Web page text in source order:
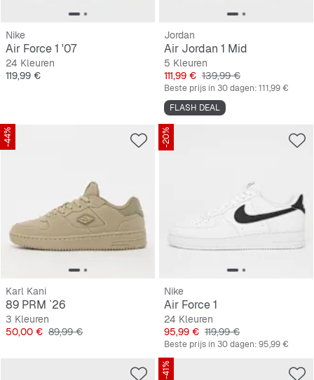
Nike
Air Force 1 '07
24 Kleuren
Prijs
119,99 €
Jordan
Air Jordan 1 Mid
5 Kleuren
Prijs
111,99 € Originele Prijs
139,99 €
Beste prijs in 30 dagen:111,99 €
FLASH DEAL
-44%
Karl Kani
89 PRM `26
3 Kleuren
Prijs
50,00 € Originele Prijs
89,99 €
-20%
Nike
Air Force 1
24 Kleuren
Prijs
95,99 € Originele Prijs
119,99 €
Beste prijs in 30 dagen:95,99 €
-41%